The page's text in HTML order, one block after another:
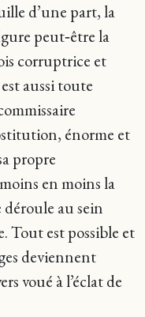
d’une part, la
peut‑être la
corruptrice et
aussi toute
énorme et
propre
en moins la
au sein
Tout est possible et
deviennent
voué à l’éclat de